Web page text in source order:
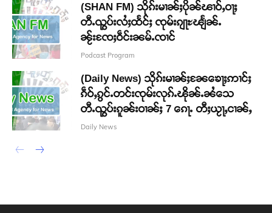
(SHAN FM) သိုၵ်းမၢၼ်ႈပိုၼ်ၽၢဝ်ႇဝႃႈ
တီႉၺွပ်းလႆႈထႅင်ႈ ၸုမ်းၵျႃႊၽျႅၼ်ႉ
ၼႂ်းၸႄႈဝဵင်းၼမ်ႉၸၢင်
Podcast Program
(Daily News) သိုၵ်းမၢၼ်ႈၼႄၶေႃႈဢၢင်ႈ
ၵဵဝ်ႇၵွင်ႉတင်းၸုမ်းလုၵ်ႉၽိုၼ်ႉၼႆသေ
တီႉၺွပ်းၵူၼ်းဝၢၼ်ႈ 7 ၵေႃႉ တီႈယႂႃႇငၢၼ်ႇ
Daily News